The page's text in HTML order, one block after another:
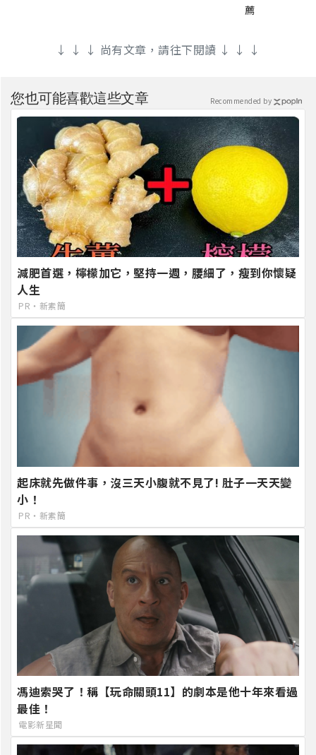
薦
↓ ↓ ↓ 尚有文章，請往下閱讀 ↓ ↓ ↓
您也可能喜歡這些文章
減肥首選，檸檬加它，堅持一週，腰細了，瘦到你懷疑
人生
PR・新素簡
起床就先做件事，沒三天小腹就不見了! 肚子一天天變
小！
PR・新素簡
馮迪索哭了！稱【玩命關頭11】的劇本是他十年來看過
最佳！
電影新星聞
Recommended by